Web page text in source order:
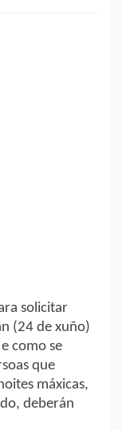
solicitar
(24 de xuño)
como se
que
máxicas,
deberán